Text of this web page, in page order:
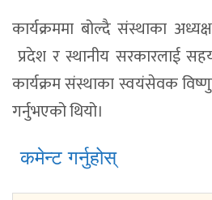
कार्यक्रममा बोल्दै संस्थाका
प्रदेश र स्थानीय सरकारलाई
कार्यक्रम संस्थाका स्वयंसेवक
गर्नुभएको थियो।
कमेन्ट गर्नुहोस्